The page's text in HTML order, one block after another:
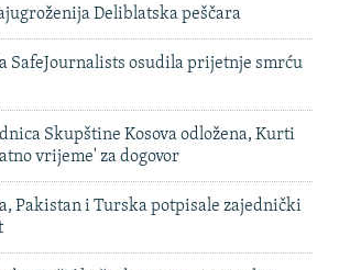
Deliblatska peščara
SafeJournalists osudila prijetnje smrću
Skupštine Kosova odložena, Kurti
vrijeme' za dogovor
Pakistan i Turska potpisale zajednički